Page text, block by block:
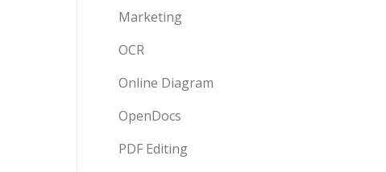
Marketing
OCR
Online Diagram
OpenDocs
PDF Editing